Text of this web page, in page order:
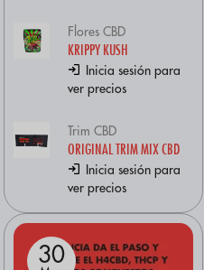
Flores CBD
KRIPPY KUSH
Inicia sesión para
ver precios
Trim CBD
ORIGINAL TRIM MIX CBD
Inicia sesión para
ver precios
30